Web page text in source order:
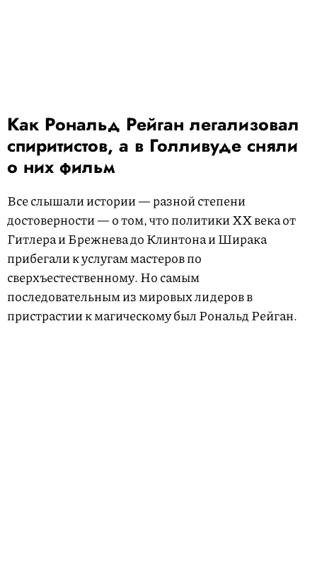
Как Рональд Рейган легализовал
спиритистов, а в Голливуде сняли
о них фильм
Все слышали истории — разной степени
достоверности — о том, что политики ХХ века от
Гитлера и Брежнева до Клинтона и Ширака
прибегали к услугам мастеров по
сверхъестественному. Но самым
последовательным из мировых лидеров в
пристрастии к магическому был Рональд Рейган.